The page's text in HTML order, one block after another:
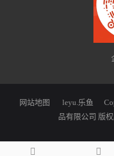
网站地图 leyu.乐鱼
品有限公司 版